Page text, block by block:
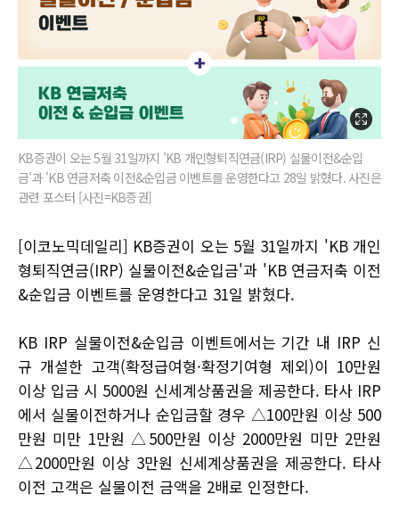
KB증권이 오는 5월 31일까지 'KB 개인형퇴직연금(IRP) 실물이전&순입
금'과 'KB 연금저축 이전&순입금 이벤트를 운영한다고 28일 밝혔다. 사진은
관련 포스터 [사진=KB증권]
[이코노믹데일리] KB증권이 오는 5월 31일까지 'KB 개인
형퇴직연금(IRP) 실물이전&순입금'과 'KB 연금저축 이전
&순입금 이벤트를 운영한다고 31일 밝혔다.
KB IRP 실물이전&순입금 이벤트에서는 기간 내 IRP 신
규 개설한 고객(확정급여형·확정기여형 제외)이 10만원
이상 입금 시 5000원 신세계상품권을 제공한다. 타사 IRP
에서 실물이전하거나 순입금할 경우 △100만원 이상 500
만원 미만 1만원 △500만원 이상 2000만원 미만 2만원
△2000만원 이상 3만원 신세계상품권을 제공한다. 타사
이전 고객은 실물이전 금액을 2배로 인정한다.